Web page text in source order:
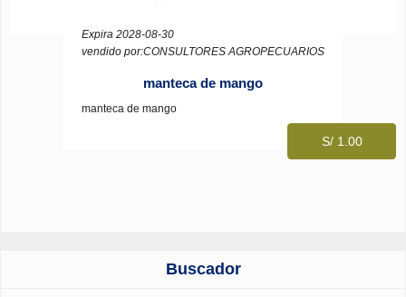
Expira 2028-08-30
vendido por:CONSULTORES AGROPECUARIOS
manteca de mango
manteca de mango
S/ 1.00
Buscador